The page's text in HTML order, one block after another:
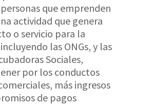
que emprenden
actividad que genera
o servicio para la
las ONGs, y las
Sociales,
por los conductos
más ingresos
de pagos